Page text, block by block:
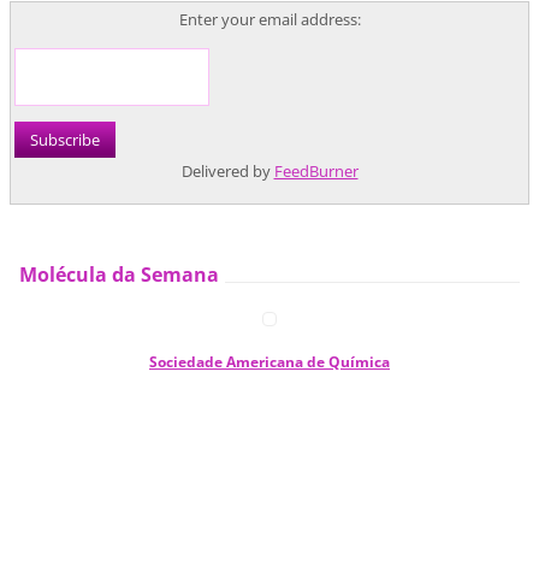
Enter your email address:
Delivered by FeedBurner
Molécula da Semana
Sociedade Americana de Química